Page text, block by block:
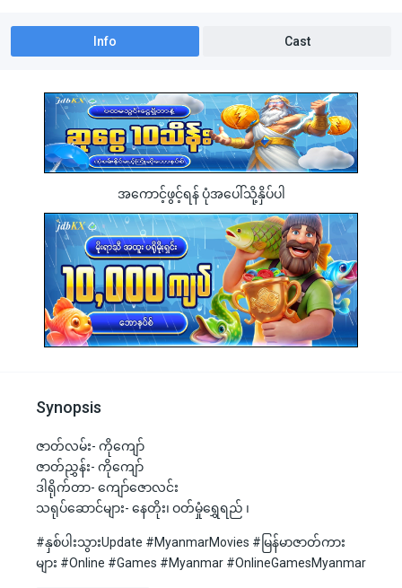
Info Cast
အကောင့်ဖွင့်ရန် ပုံအပေါ်သို့နှိပ်ပါ
Synopsis
ဇာတ်လမ်း- ကိုကျော်
ဇာတ်ညွှန်း- ကိုကျော်
ဒါရိုက်တာ- ကျော်ဇောလင်း
သရုပ်ဆောင်များ- နေတိုး၊ ဝတ်မှုံရွှေရည် ၊
#နှစ်ပါးသွားUpdate #MyanmarMovies #မြန်မာဇာတ်ကား
များ #Online #Games #Myanmar #OnlineGamesMyanmar